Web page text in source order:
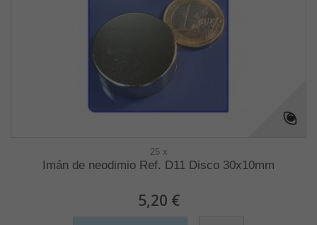
25 x
Imán de neodimio Ref. D11 Disco 30x10mm
5,20 €